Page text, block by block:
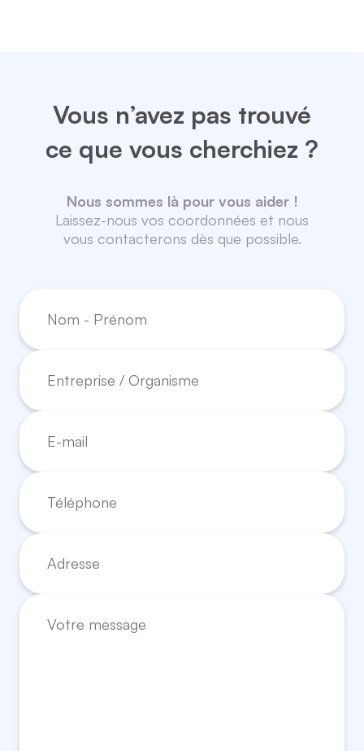
Vous n’avez pas trouvé
ce que vous cherchiez ?
Nous sommes là pour vous aider !
Laissez-nous vos coordonnées et nous
vous contacterons dès que possible.